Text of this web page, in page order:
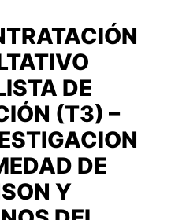
DE
(T3) –
DE
Y